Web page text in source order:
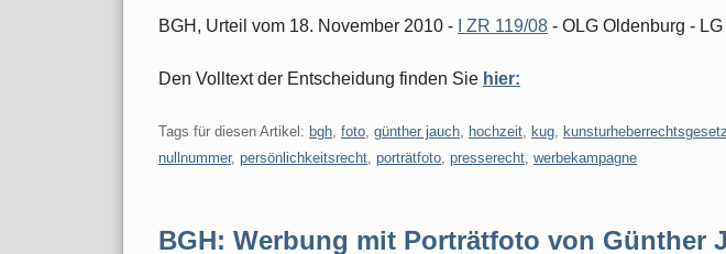
BGH, Urteil vom 18. November 2010 - I ZR 119/08 - OLG Oldenburg -
Den Volltext der Entscheidung finden Sie hier:
Tags für diesen Artikel: bgh foto günther jauch hochzeit kug kunsturheberrechtsgesetz
nullnummer, persönlichkeitsrecht porträtfoto presserecht werbekampagne
BGH: Werbung mit Porträtfoto von Günther